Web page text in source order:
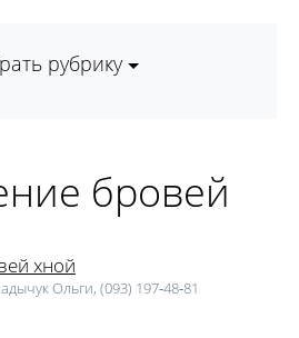
рубрику
бровей
хной
Ольги, (093) 197‑48‑81